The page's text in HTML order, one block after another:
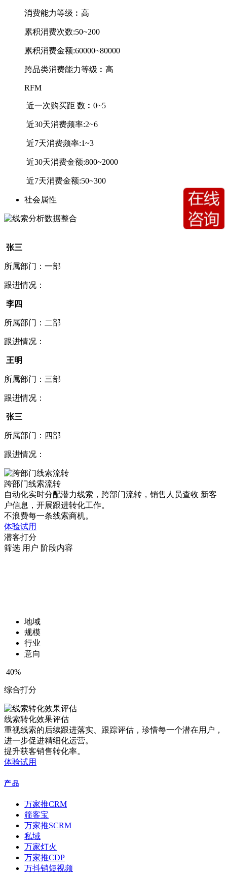
消费能力等级︰高
累积消费次数:50~200
累积消费金额:60000~80000
跨品类消费能力等级︰高
RFM
近一次购买距 数︰0~5
近30天消费频率:2~6
近7天消费频率:1~3
近30天消费金额:800~2000
近7天消费金额:50~300
社会属性
张三
所属部门：一部
跟进情况：
李四
所属部门：二部
跟进情况：
王明
所属部门：三部
跟进情况：
张三
所属部门：四部
跟进情况：
跨部门线索流转
自动化实时分配潜力线索，跨部门流转，销售人员查收 新客
户信息，开展跟进转化工作。
不浪费每一条线索商机。
体验试用
潜客打分
筛选 用户 阶段内容
地域
规模
行业
意向
40%
综合打分
线索转化效果评估
重视线索的后续跟进落实、跟踪评估，珍惜每一个潜在用户，
进一步促进精细化运营。
提升获客销售转化率。
体验试用
产 品
万家推CRM
筛客宝
万家推SCRM
私域
万家灯火
万家推CDP
万抖销短视频